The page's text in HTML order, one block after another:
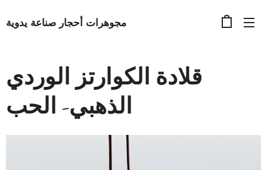
مجوهرات أحجار صناعة يدوية
قلادة الكوارتز الوردي
الذهبي- الحب